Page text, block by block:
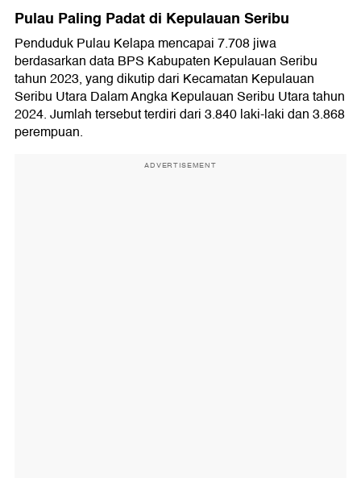
Pulau Paling Padat di Kepulauan Seribu
Penduduk Pulau Kelapa mencapai 7.708 jiwa
berdasarkan data BPS Kabupaten Kepulauan Seribu
tahun 2023, yang dikutip dari Kecamatan Kepulauan
Seribu Utara Dalam Angka Kepulauan Seribu Utara tahun
2024. Jumlah tersebut terdiri dari 3.840 laki-laki dan 3.868
perempuan.
ADVERTISEMENT